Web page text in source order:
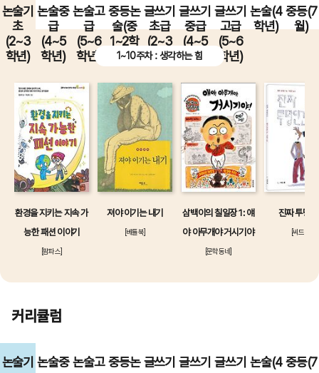
논술기
초
(2~3
학년)
논술중
급
(4~5
학년)
논술고
급
(5~6
학년)
중등논
술(중
1~2학
년)
글쓰기
초급
(2~3
학년)
글쓰기
중급
(4~5
학년)
글쓰기
고급
(5~6
학년)
논술(4
학년)
중등(7
월)
1~10주차 : 생각하는 힘
환경을 지키는 지속 가
능한 패션 이야기
[팜파스]
져야 이기는 내기
[베틀북]
삼백이의 칠일장 1: 얘
야 아무개야 거시기야
[문학동네]
진짜 투명
[씨드북]
커리큘럼
논술기 논술중 논술고 중등논 글쓰기 글쓰기 글쓰기 논술(4 중등(7